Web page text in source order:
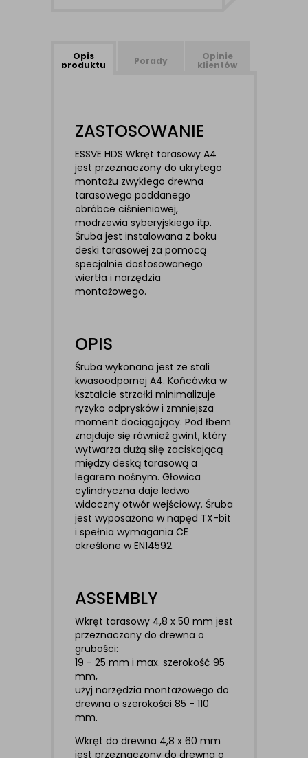
Opis
produktu Porady Opinie
klientów
ZASTOSOWANIE
ESSVE HDS Wkręt tarasowy A4
jest przeznaczony do ukrytego
montażu zwykłego drewna
tarasowego poddanego
obróbce ciśnieniowej,
modrzewia syberyjskiego itp.
Śruba jest instalowana z boku
deski tarasowej za pomocą
specjalnie dostosowanego
wiertła i narzędzia
montażowego.
OPIS
Śruba wykonana jest ze stali
kwasoodpornej A4. Końcówka w
kształcie strzałki minimalizuje
ryzyko odprysków i zmniejsza
moment dociągający. Pod łbem
znajduje się również gwint, który
wytwarza dużą siłę zaciskającą
między deską tarasową a
legarem nośnym. Głowica
cylindryczna daje ledwo
widoczny otwór wejściowy. Śruba
jest wyposażona w napęd TX-bit
i spełnia wymagania CE
określone w EN14592.
ASSEMBLY
Wkręt tarasowy 4,8 x 50 mm jest
przeznaczony do drewna o
grubości:
19 - 25 mm i max. szerokość 95
mm,
użyj narzędzia montażowego do
drewna o szerokości 85 - 110
mm.
Wkręt do drewna 4,8 x 60 mm
jest przeznaczony do drewna o